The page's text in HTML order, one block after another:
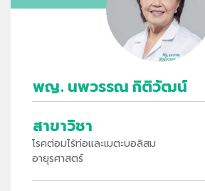
พญ. นพวรรณ กิติวัฒน์
สาขาวิชา
โรคต่อมไร้ท่อและเมตะบอลิสม
อายุรศาสตร์